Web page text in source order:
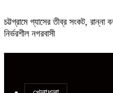
চট্টগ্রামে গ্যাসের তীব্র সংকট, রান্না
নির্ভরশীল নগরবাসী